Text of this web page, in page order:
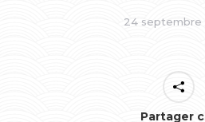
24 septembre
Partager